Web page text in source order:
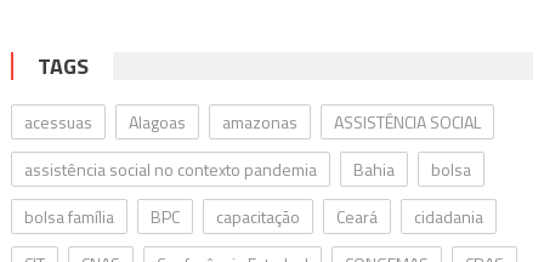
TAGS
acessuas Alagoas amazonas
ASSISTÊNCIA SOCIAL
assistência social no contexto pandemia
Bahia
bolsa
bolsa família
BPC capacitação Ceará
cidadania